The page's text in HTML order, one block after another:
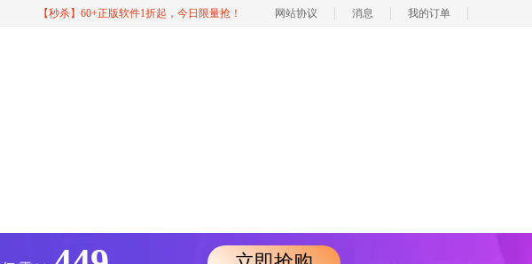
【秒杀】60+正版软件1折起，今日限量抢！ 网站协议 消息 我的订单